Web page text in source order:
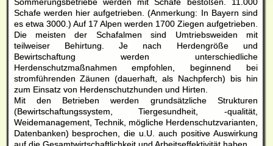
Schafe werden hier aufgetrieben. (Anmerkung: In Bayern sind
es etwa 3000.) Auf 17 Alpen werden 1700 Ziegen aufgetrieben.
Die meisten der Schafalmen sind Umtriebsweiden mit
teilweiser Behirtung. Je nach Herdengröße und
Bewirtschaftung werden unterschiedliche
Herdenschutzmaßnahmen empfohlen, beginnend bei
stromführenden Zäunen (dauerhaft, als Nachpferch) bis hin
zum Einsatz von Herdenschutzhunden und Hirten.
Mit den Betrieben werden grundsätzliche Strukturen
(Bewirtschaftungssystem, Tiergesundheit, -qualität,
Weidemanagement, Technik, mögliche Herdenschutzvarianten,
Datenbanken) besprochen, die u.U. auch positive Auswirkung